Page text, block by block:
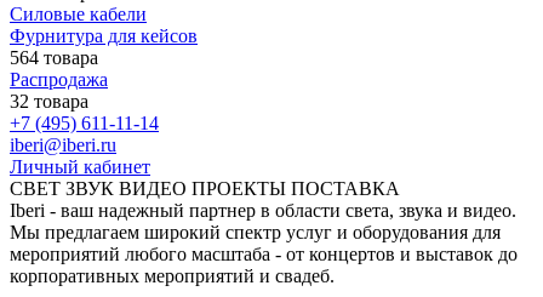
Силовые кабели
Фурнитура для кейсов
564 товара
Распродажа
32 товара
+7 (495) 611-11-14
iberi@iberi.ru
Личный кабинет
СВЕТ ЗВУК ВИДЕО ПРОЕКТЫ ПОСТАВКА
Iberi - ваш надежный партнер в области света, звука и видео.
Мы предлагаем широкий спектр услуг и оборудования для
мероприятий любого масштаба - от концертов и выставок до
корпоративных мероприятий и свадеб.